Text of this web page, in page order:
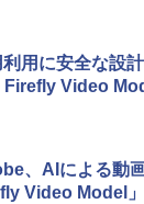
用に安全な設
Video
、AIによる動
Video Model